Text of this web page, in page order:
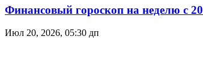
Финансовый гороскоп на неделю с
Июл 20, 2026, 05:30 дп